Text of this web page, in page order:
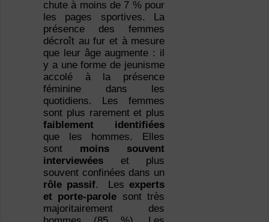
chute à moins de 7 % pour
les pages sportives. La
présence des femmes
décroît au fur et à mesure
que leur âge augmente : il
y a une forme de jeunisme
accolé à la présence
féminine dans les
quotidiens. Les femmes
sont plus rarement et plus
faiblement identifiées
que les hommes. Elles
sont moins souvent
interviewéeset plus
souvent confinées dans un
rôle passif. Lesexperts
et porte-parole sont très
majoritairement des